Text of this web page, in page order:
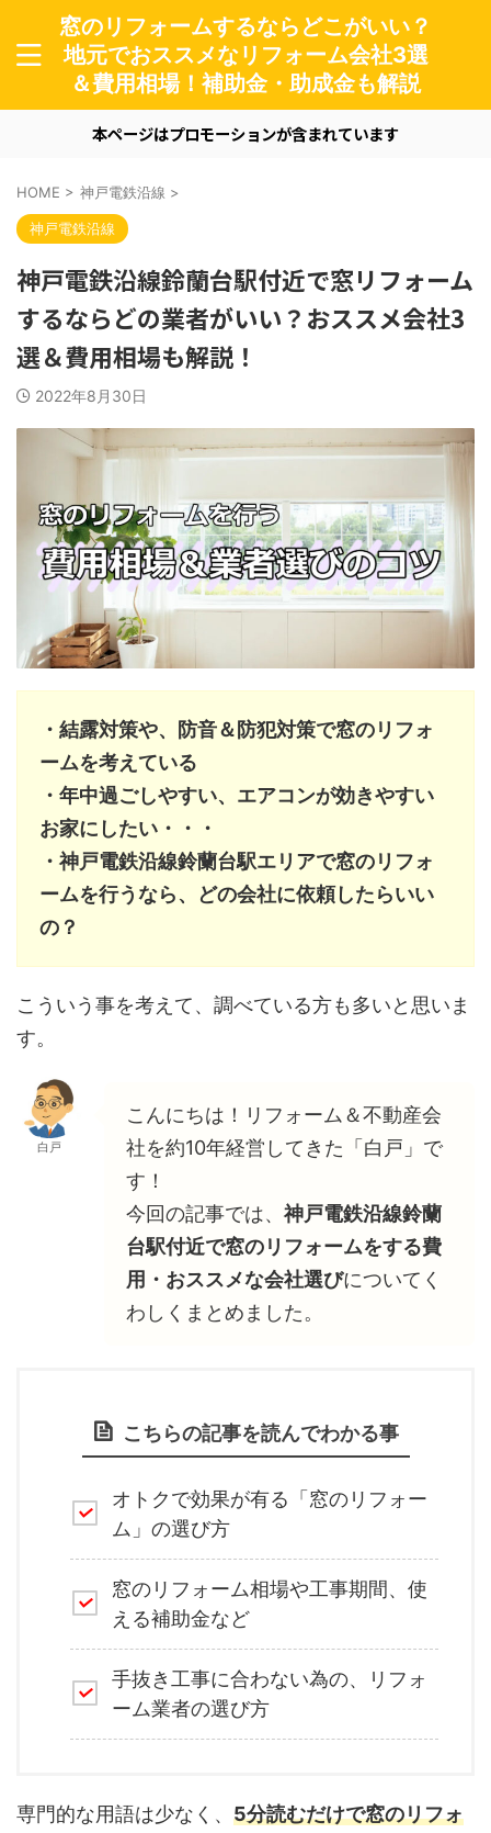
窓のリフォームするならどこがいい？
地元でおススメなリフォーム会社3選
＆費用相場！補助金・助成金も解説
本ページはプロモーションが含まれています
HOME > 神戸電鉄沿線 >
神戸電鉄沿線
神戸電鉄沿線鈴蘭台駅付近で窓リフォーム
するならどの業者がいい？おススメ会社3
選＆費用相場も解説！
2022年8月30日
・結露対策や、防音＆防犯対策で窓のリフォ
ームを考えている
・年中過ごしやすい、エアコンが効きやすい
お家にしたい・・・
・神戸電鉄沿線鈴蘭台駅エリアで窓のリフォ
ームを行うなら、どの会社に依頼したらいい
の？
こういう事を考えて、調べている方も多いと思いま
す。
白戸
こんにちは！リフォーム＆不動産会
社を約10年経営してきた「白戸」で
す！
今回の記事では、 神戸電鉄沿線鈴蘭
台駅付近で窓のリフォームをする費
用・おススメな会社選びについてく
わしくまとめました。
こちらの記事を読んでわかる事
オトクで効果が有る「窓のリフォー
ム」の選び方
窓のリフォーム相場や工事期間、使
える補助金など
手抜き工事に合わない為の、リフォ
ーム業者の選び方
専門的な用語は少なく、 5分読むだけで窓のリフォ